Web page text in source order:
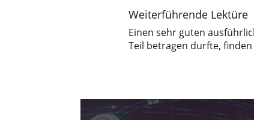
Weiterführende Lektüre
Einen sehr guten
Teil betragen durfte, finden